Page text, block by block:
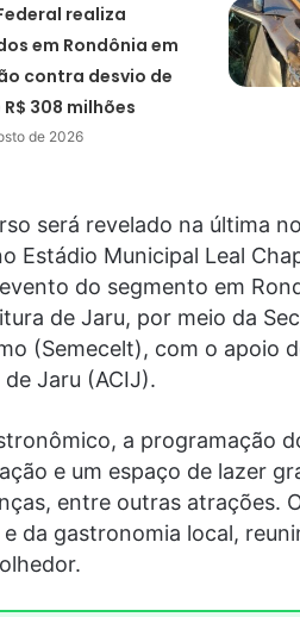
realiza
em Rondônia em
contra desvio de
308 milhões
de 2026
será revelado na última
Estádio Municipal Leal
do segmento em
de Jaru, por meio da
(Semecelt), com o apoio
Jaru (ACIJ).
a programação
e um espaço de lazer
entre outras atrações.
da gastronomia local,